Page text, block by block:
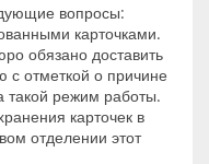
вопросы:
карточками.
обязано доставить
с отметкой о причине
такой режим работы.
карточек в
отделении этот